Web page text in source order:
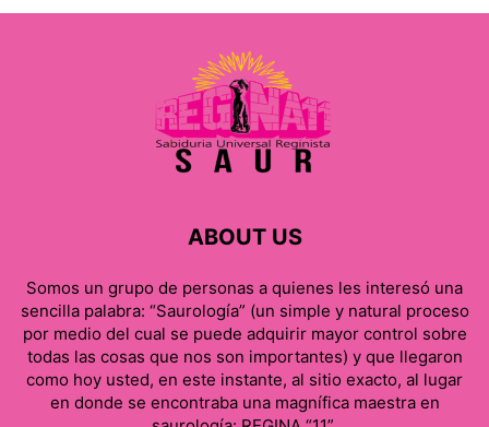
ABOUT US
Somos un grupo de personas a quienes les interesó una
sencilla palabra: “Saurología” (un simple y natural proceso
por medio del cual se puede adquirir mayor control sobre
todas las cosas que nos son importantes) y que llegaron
como hoy usted, en este instante, al sitio exacto, al lugar
en donde se encontraba una magnífica maestra en